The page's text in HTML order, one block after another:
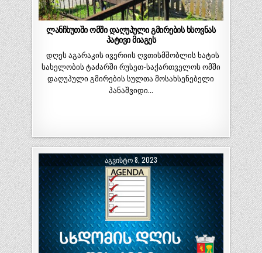
ლანჩხუთში ომში დაღუპული გმირების ხსოვნას
პატივი მიაგეს
დღეს აგარაკის ივერიის ღვთისმშობლის ხატის
სახელობის ტაძარში რუსეთ-საქართველოს ომში
დაღუპული გმირების სულთა მოსახსენებელი
პანაშვიდი…
ᲐᲒᲕᲘᲡᲢᲝ 8, 2023